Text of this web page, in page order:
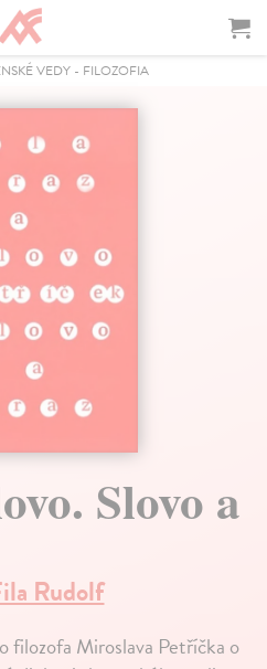
VEDY - FILOZOFIA
Slovo a
Rudolf
filozofa Miroslava Petříčka o